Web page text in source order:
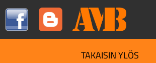
TAKAISIN YLÖS